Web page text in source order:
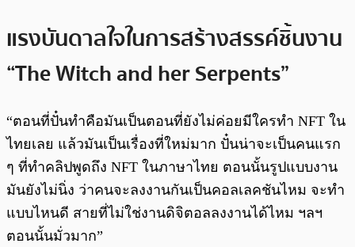
แรงบันดาลใจในการสร้างสรรค์ชิ้นงาน
“The Witch and her Serpents”
“ตอนที่ปั๋นทำคือมันเป็นตอนที่ยังไม่ค่อยมีใครทำ NFT ใน
ไทยเลย แล้วมันเป็นเรื่องที่ใหม่มาก ปั๋นน่าจะเป็นคนแรก
ๆ ที่ทำคลิปพูดถึง NFT ในภาษาไทย ตอนนั้นรูปแบบงาน
มันยังไม่นิ่ง ว่าคนจะลงงานกันเป็นคอลเลคชันไหม จะทำ
แบบไหนดี สายที่ไม่ใช่งานดิจิตอลลงงานได้ไหม ฯลฯ
ตอนนั้นมั่วมาก”